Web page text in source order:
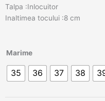
Talpa :Inlocuitor
Inaltimea tocului :8 cm
Marime
35 36 37 38
Cantitate
decupati